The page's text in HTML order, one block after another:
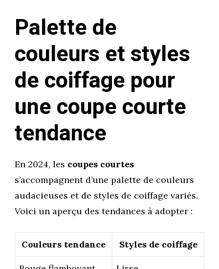
Palette de
couleurs et styles
de coiffage pour
une coupe courte
tendance
En 2024, les coupes courtes
s’accompagnent d’une palette de couleurs
audacieuses et de styles de coiffage variés.
Voici un aperçu des tendances à adopter :
Couleurs tendance Styles de coiffage